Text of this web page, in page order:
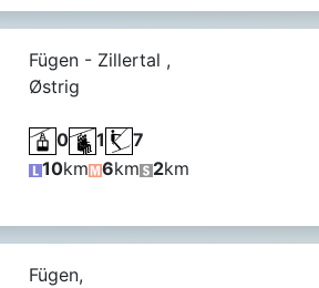
Fügen - Zillertal ,
Østrig
0 1
7
10km 6km 2km
Fügen,